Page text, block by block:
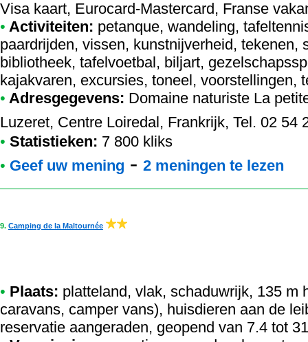
Visa kaart, Eurocard-Mastercard, Franse
• Activiteiten: petanque, wandeling,
paardrijden, vissen, kunstnijverheid, tekenen,
bibliotheek, tafelvoetbal, biljart,
kajakvaren, excursies, toneel, voorstellingen,
• Adresgegevens: Domaine naturiste La
Luzeret, Centre Loiredal, Frankrijk, Tel. 02 54
• Statistieken: 7 800 kliks
• Geef uw mening - 2 meningen te lezen
9. Camping de la Maltournée
• Plaats: platteland, vlak, schaduwrijk, 135 m
caravans, camper vans), huisdieren aan de
reservatie aangeraden, geopend van 7.4 tot